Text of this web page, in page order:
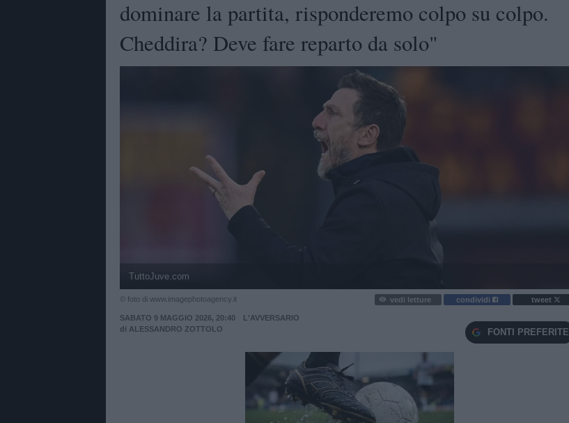
dominare la partita, risponderemo colpo su colpo.
Cheddira? Deve fare reparto da solo"
TuttoJuve.com
© foto di www.imagephotoagency.it vedi letture condividi tweet
SABATO 9 MAGGIO 2026, 20:40
L'AVVERSARIO
di ALESSANDRO ZOTTOLO FONTI PREFERITE